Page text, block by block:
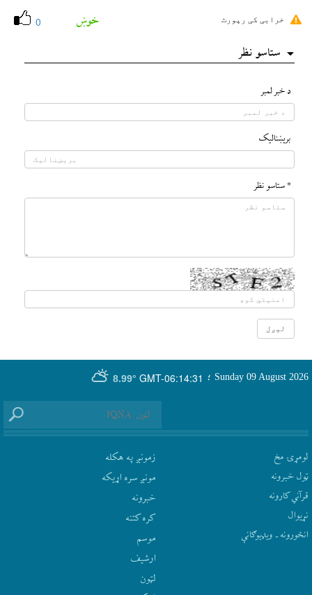
0 خوښ خرابی کی رپورٹ
ستاسو نظر
د خبر لمبر
بريښناليک
* ستاسو نظر
GMT-06:14:31
8.99° Sunday 09 August 2026 ؛
لومړۍ مخ
ټول خبرونه
قرآني کارونه
نړيوال
انځورونه ـ ویډیوګانې
زمونږ په هکله
مونږ سره اړيکه
‫خبرونه
کره کتنه
موسم
ارشيف
لټون